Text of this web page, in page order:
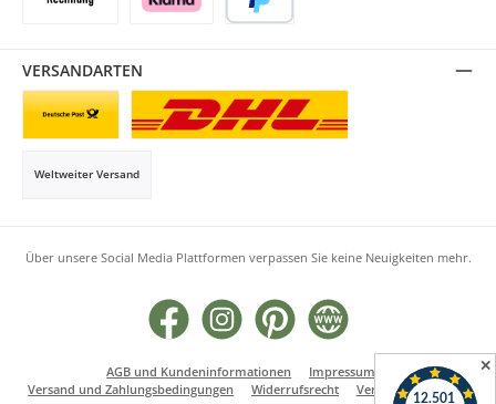
VERSANDARTEN
Weltweiter Versand
Über unsere Social Media Plattformen verpassen Sie keine Neuigkeiten mehr.
Facebook Instagram Pinterest Website
AGB und Kundeninformationen
Impressum
Versand und Zahlungsbedingungen
Widerrufsrecht Vertrag widerrufen
✕